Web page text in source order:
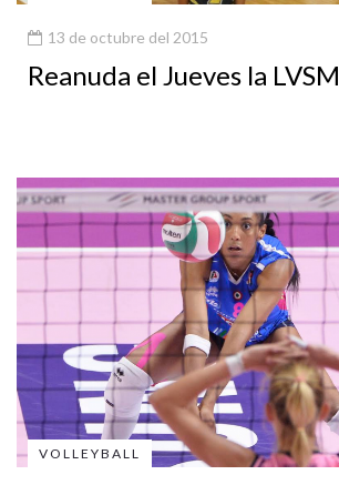
13 de octubre del 2015
Reanuda el Jueves la LVSM
VOLLEYBALL